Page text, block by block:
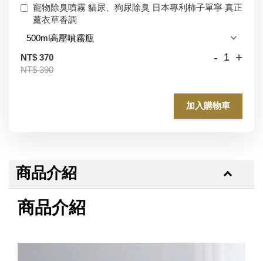
寵物除臭噴霧 貓尿、狗尿除臭 日本專利柿子單寧 真正
薰衣草香調
NT$ 370
NT$ 390
- +
加入購物車
商品介紹
商品介紹